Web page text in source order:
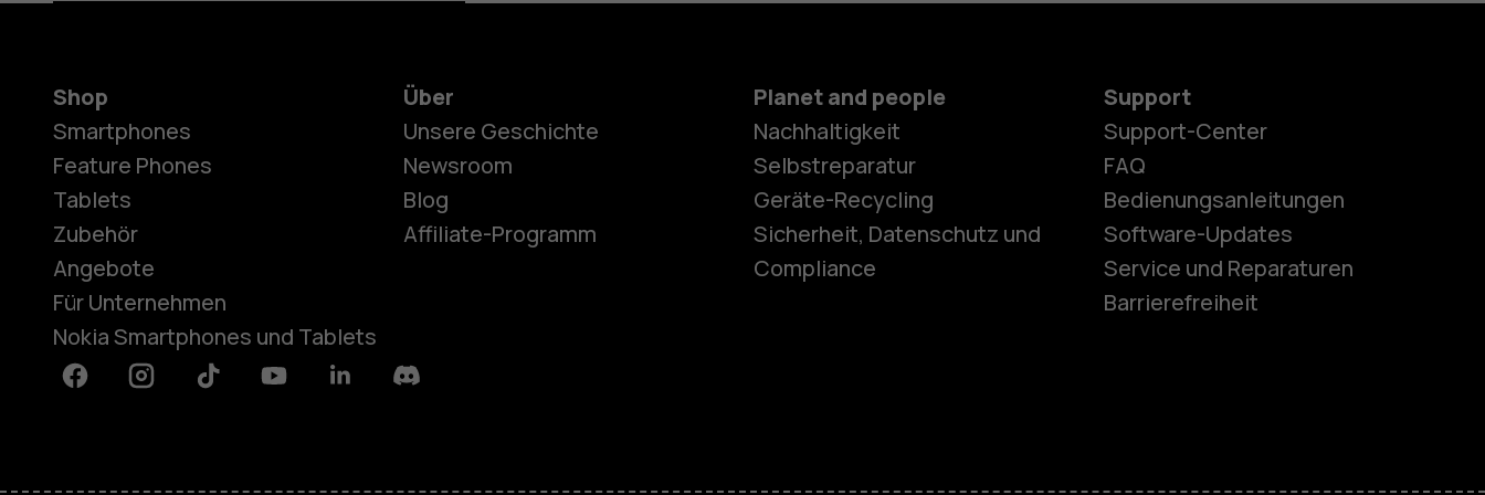
Smartphones
Feature Phones
Shop
Smartphones
Feature Phones
Tablets
Zubehör
Angebote
Für Unternehmen
Nokia Smartphones und Tablets
Über
Unsere Geschichte
Newsroom
Blog
Affiliate-Programm
Planet and people
Nachhaltigkeit
Selbstreparatur
Geräte-Recycling
Sicherheit, Datenschutz und
Compliance
Support
Support-Center
FAQ
Bedienungsanleitungen
Software-Updates
Service und Reparaturen
Barrierefreiheit
FacebookInstagramTiktok YoutubeLinkedinDiscord